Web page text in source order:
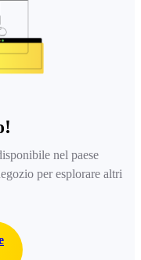
nel paese
per esplorare altri